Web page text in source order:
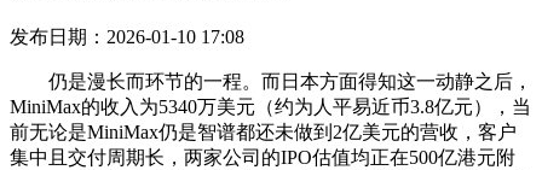
发布日期：2026-01-10 17:08
仍是漫长而环节的一程。而日本方面得知这一动静之后，
MiniMax的收入为5340万美元（约为人平易近币3.8亿元），当
前无论是MiniMax仍是智谱都还未做到2亿美元的营收，客户
集中且交付周期长，两家公司的IPO估值均正在500亿港元附